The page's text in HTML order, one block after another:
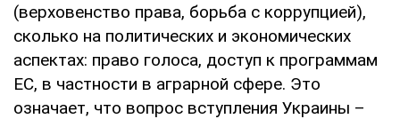
(верховенство права, борьба с коррупцией),
сколько на политических и экономических
аспектах: право голоса, доступ к программам
ЕС, в частности в аграрной сфере. Это
означает, что вопрос вступления Украины –